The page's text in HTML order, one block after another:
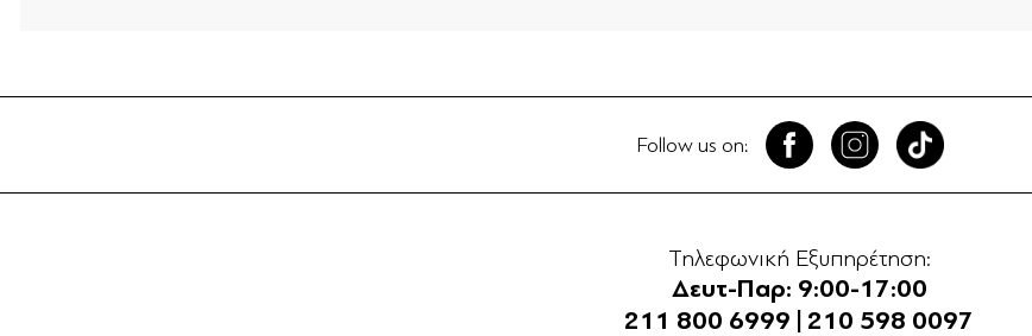
Follow us on:
Τηλεφωνική Εξυπηρέτηση:
Δευτ-Παρ: 9:00-17:00
211 800 6999
210 598 0097